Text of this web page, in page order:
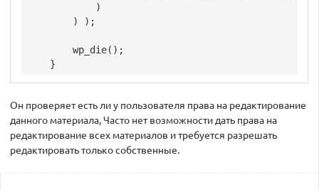
)
) );
wp_die();
}
Он проверяет есть ли у пользователя права на редактирование
данного материала, Часто нет возможности дать права на
редактирование всех материалов и требуется разрешать
редактировать только собственные.